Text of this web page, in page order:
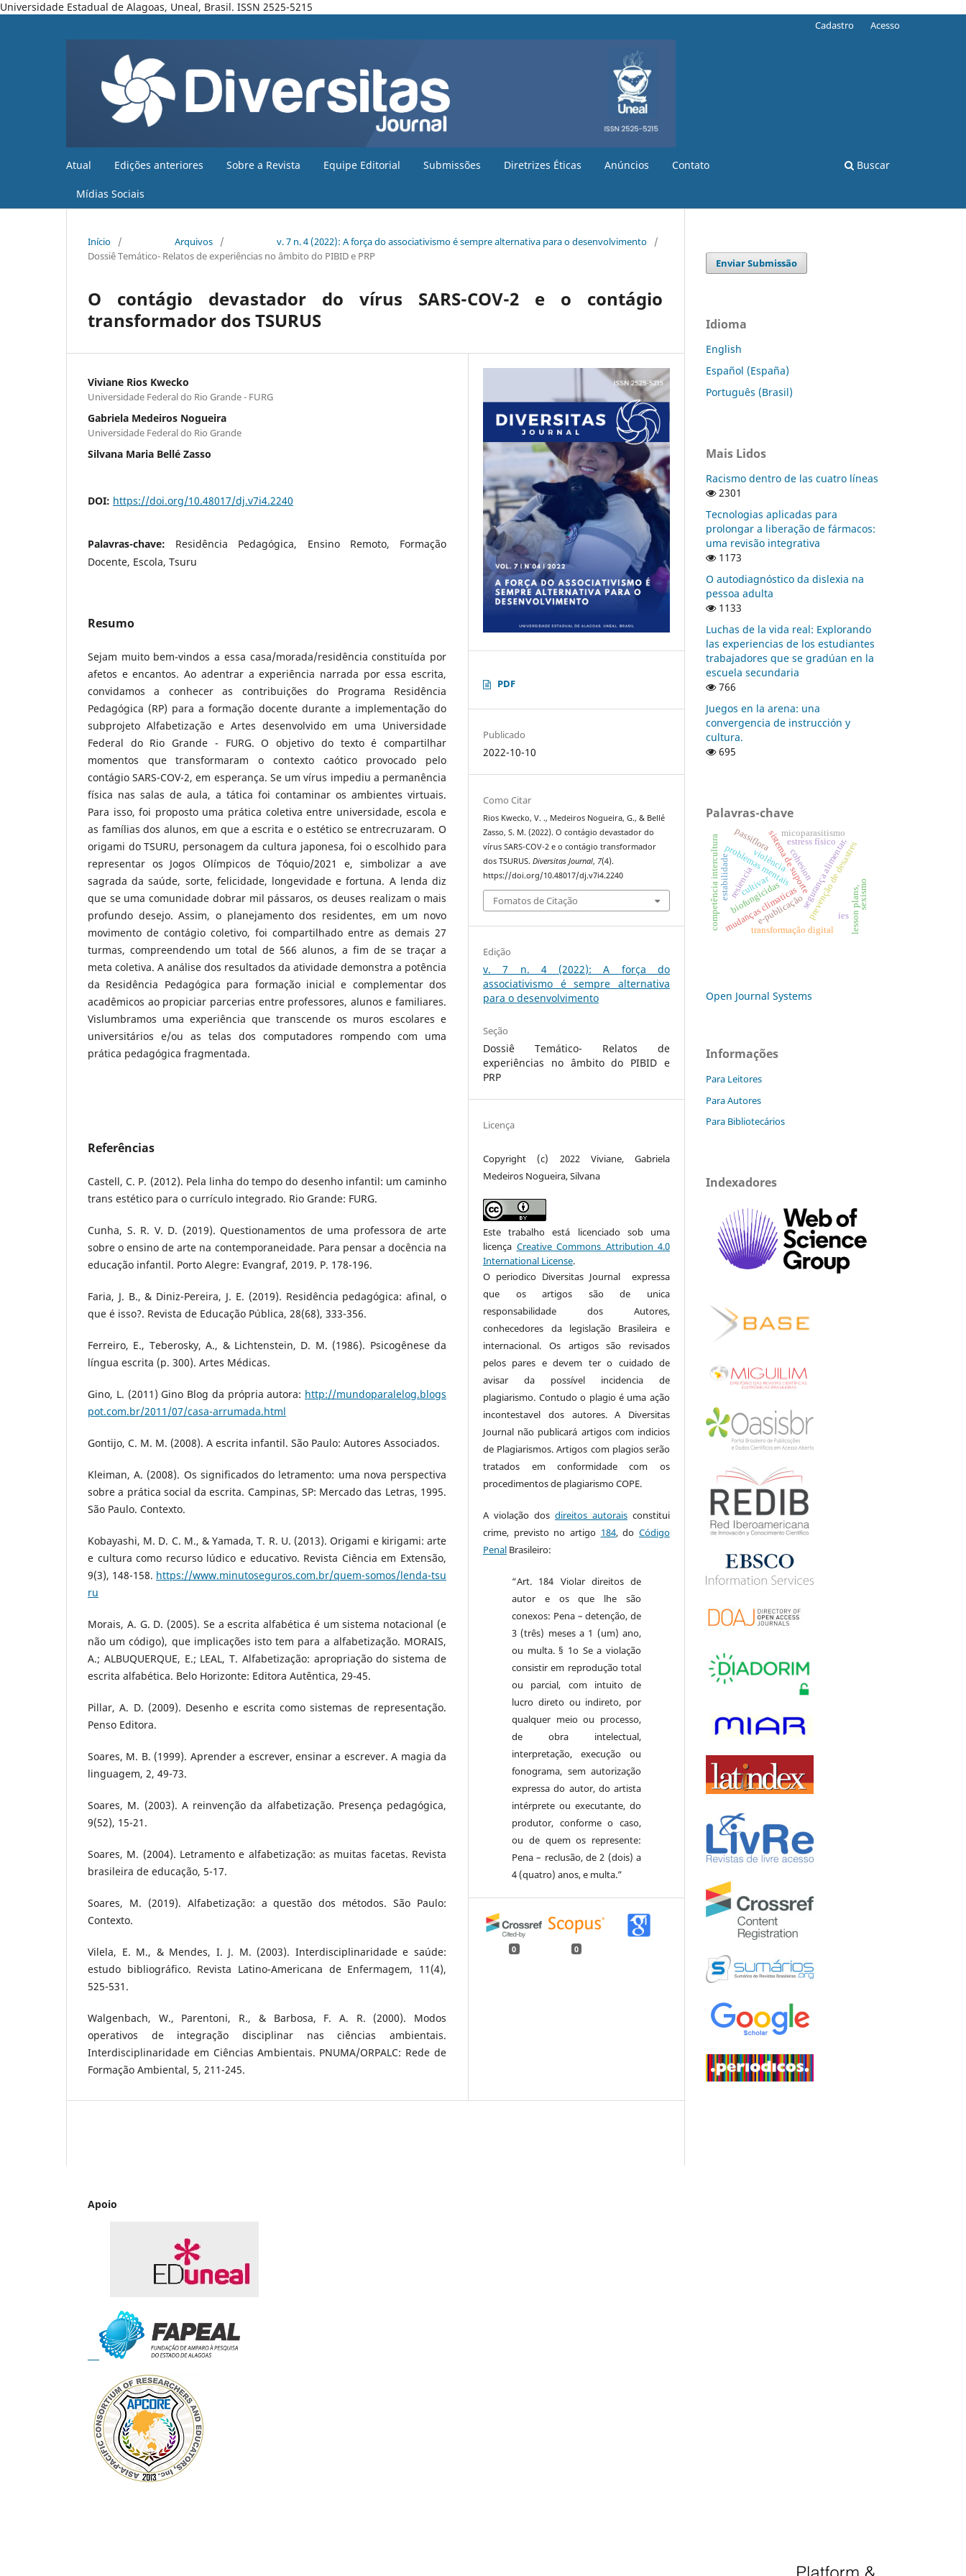
Universidade Estadual de Alagoas, Uneal, Brasil. ISSN 2525-5215
Atual Edições anteriores Sobre a Revista Equipe Editorial Submissões Diretrizes Éticas Anúncios Contato
Mídias Sociais
Buscar
Cadastro Acesso
Início / Arquivos / v. 7 n. 4 (2022): A força do associativismo é sempre alternativa para o desenvolvimento
/
Dossiê Temático- Relatos de experiências no âmbito do PIBID e PRP
O contágio devastador do vírus SARS-COV-2 e o contágio
transformador dos TSURUS
Viviane Rios Kwecko
Universidade Federal do Rio Grande - FURG
Gabriela Medeiros Nogueira
Universidade Federal do Rio Grande
Silvana Maria Bellé Zasso
DOI: https://doi.org/10.48017/dj.v7i4.2240
Palavras-chave: Residência Pedagógica, Ensino Remoto, Formação
Docente, Escola, Tsuru
Resumo
Sejam muito bem-vindos a essa casa/morada/residência constituída por
afetos e encantos. Ao adentrar a experiência narrada por essa escrita,
convidamos a conhecer as contribuições do Programa Residência
Pedagógica (RP) para a formação docente durante a implementação do
subprojeto Alfabetização e Artes desenvolvido em uma Universidade
Federal do Rio Grande - FURG. O objetivo do texto é compartilhar
momentos que transformaram o contexto caótico provocado pelo
contágio SARS-COV-2, em esperança. Se um vírus impediu a permanência
física nas salas de aula, a tática foi contaminar os ambientes virtuais.
Para isso, foi proposto uma prática coletiva entre universidade, escola e
as famílias dos alunos, em que a escrita e o estético se entrecruzaram. O
origami do TSURU, personagem da cultura japonesa, foi o escolhido para
representar os Jogos Olímpicos de Tóquio/2021 e, simbolizar a ave
sagrada da saúde, sorte, felicidade, longevidade e fortuna. A lenda diz
que se uma comunidade dobrar mil pássaros, os deuses realizam o mais
profundo desejo. Assim, o planejamento dos residentes, em um novo
movimento de contágio coletivo, foi compartilhado entre as demais 27
turmas, compreendendo um total de 566 alunos, a fim de se traçar a
meta coletiva. A análise dos resultados da atividade demonstra a potência
da Residência Pedagógica para formação inicial e complementar dos
acadêmicos ao propiciar parcerias entre professores, alunos e familiares.
Vislumbramos uma experiência que transcende os muros escolares e
universitários e/ou as telas dos computadores rompendo com uma
prática pedagógica fragmentada.
Referências
Castell, C. P. (2012). Pela linha do tempo do desenho infantil: um caminho
trans estético para o currículo integrado. Rio Grande: FURG.
Cunha, S. R. V. D. (2019). Questionamentos de uma professora de arte
sobre o ensino de arte na contemporaneidade. Para pensar a docência na
educação infantil. Porto Alegre: Evangraf, 2019. P. 178-196.
Faria, J. B., & Diniz-Pereira, J. E. (2019). Residência pedagógica: afinal, o
que é isso?. Revista de Educação Pública, 28(68), 333-356.
Ferreiro, E., Teberosky, A., & Lichtenstein, D. M. (1986). Psicogênese da
língua escrita (p. 300). Artes Médicas.
Gino, L. (2011) Gino Blog da própria autora: http://mundoparalelog.blogs
pot.com.br/2011/07/casa-arrumada.html
Gontijo, C. M. M. (2008). A escrita infantil. São Paulo: Autores Associados.
Kleiman, A. (2008). Os significados do letramento: uma nova perspectiva
sobre a prática social da escrita. Campinas, SP: Mercado das Letras, 1995.
São Paulo. Contexto.
Kobayashi, M. D. C. M., & Yamada, T. R. U. (2013). Origami e kirigami: arte
e cultura como recurso lúdico e educativo. Revista Ciência em Extensão,
9(3), 148-158. https://www.minutoseguros.com.br/quem-somos/lenda-tsu
ru
Morais, A. G. D. (2005). Se a escrita alfabética é um sistema notacional (e
não um código), que implicações isto tem para a alfabetização. MORAIS,
A.; ALBUQUERQUE, E.; LEAL, T. Alfabetização: apropriação do sistema de
escrita alfabética. Belo Horizonte: Editora Autêntica, 29-45.
Pillar, A. D. (2009). Desenho e escrita como sistemas de representação.
Penso Editora.
Soares, M. B. (1999). Aprender a escrever, ensinar a escrever. A magia da
linguagem, 2, 49-73.
Soares, M. (2003). A reinvenção da alfabetização. Presença pedagógica,
9(52), 15-21.
Soares, M. (2004). Letramento e alfabetização: as muitas facetas. Revista
brasileira de educação, 5-17.
Soares, M. (2019). Alfabetização: a questão dos métodos. São Paulo:
Contexto.
Vilela, E. M., & Mendes, I. J. M. (2003). Interdisciplinaridade e saúde:
estudo bibliográfico. Revista Latino-Americana de Enfermagem, 11(4),
525-531.
Walgenbach, W., Parentoni, R., & Barbosa, F. A. R. (2000). Modos
operativos de integração disciplinar nas ciências ambientais.
Interdisciplinaridade em Ciências Ambientais. PNUMA/ORPALC: Rede de
Formação Ambiental, 5, 211-245.
PDF
Publicado
2022-10-10
Como Citar
Rios Kwecko, V. ., Medeiros Nogueira, G., & Bellé
Zasso, S. M. (2022). O contágio devastador do
vírus SARS-COV-2 e o contágio transformador
dos TSURUS.Diversitas Journal, 7(4).
https://doi.org/10.48017/dj.v7i4.2240
Fomatos de Citação
Edição
v. 7 n. 4 (2022): A força do
associativismo é sempre alternativa
para o desenvolvimento
Seção
Dossiê Temático- Relatos de
experiências no âmbito do PIBID e
PRP
Licença
Copyright (c) 2022 Viviane, Gabriela
Medeiros Nogueira, Silvana
Este trabalho está licenciado sob uma
licença Creative Commons Attribution 4.0
International License.
O periodico Diversitas Journal expressa
que os artigos são de unica
responsabilidade dos Autores,
conhecedores da legislação Brasileira e
internacional. Os artigos são revisados
pelos pares e devem ter o cuidado de
avisar da possível incidencia de
plagiarismo. Contudo o plagio é uma ação
incontestavel dos autores. A Diversitas
Journal não publicará artigos com indicios
de Plagiarismos. Artigos com plagios serão
tratados em conformidade com os
procedimentos de plagiarismo COPE.
A violação dos direitos autorais constitui
crime, previsto no artigo 184, do Código
Penal Brasileiro:
“Art. 184 Violar direitos de
autor e os que lhe são
conexos: Pena – detenção, de
3 (três) meses a 1 (um) ano,
ou multa. § 1o Se a violação
consistir em reprodução total
ou parcial, com intuito de
lucro direto ou indireto, por
qualquer meio ou processo,
de obra intelectual,
interpretação, execução ou
fonograma, sem autorização
expressa do autor, do artista
intérprete ou executante, do
produtor, conforme o caso,
ou de quem os represente:
Pena – reclusão, de 2 (dois) a
4 (quatro) anos, e multa.”
0 0
Enviar Submissão
Idioma
English
Español (España)
Português (Brasil)
Mais Lidos
Racismo dentro de las cuatro líneas
2301
Tecnologias aplicadas para
prolongar a liberação de fármacos:
uma revisão integrativa
1173
O autodiagnóstico da dislexia na
pessoa adulta
1133
Luchas de la vida real: Explorando
las experiencias de los estudiantes
trabajadores que se gradúan en la
escuela secundaria
766
Juegos en la arena: una
convergencia de instrucción y
cultura.
695
Palavras-chave
problemas mentais
sistema de suportesegurança alimentar,
resiencia prevenção de desastres
mudanças climaticas
estress físico
violência
e-publicação
ies
transformação digital
cohesion
competência intercultura
micoparasitismo
passiflora
estabilidade
lesson plans,
biofungicidas
cultivar sexismo
Open Journal Systems
Informações
Para Leitores
Para Autores
Para Bibliotecários
Indexadores
Apoio